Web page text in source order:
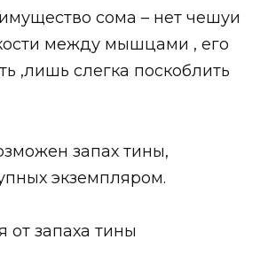
сома – нет чешуи
между мышцами , его
,лишь слегка поскоблить
запах тины,
экземпляром.
от запаха тины